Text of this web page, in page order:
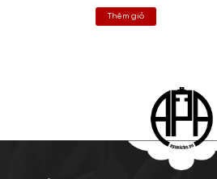
Thêm giỏ